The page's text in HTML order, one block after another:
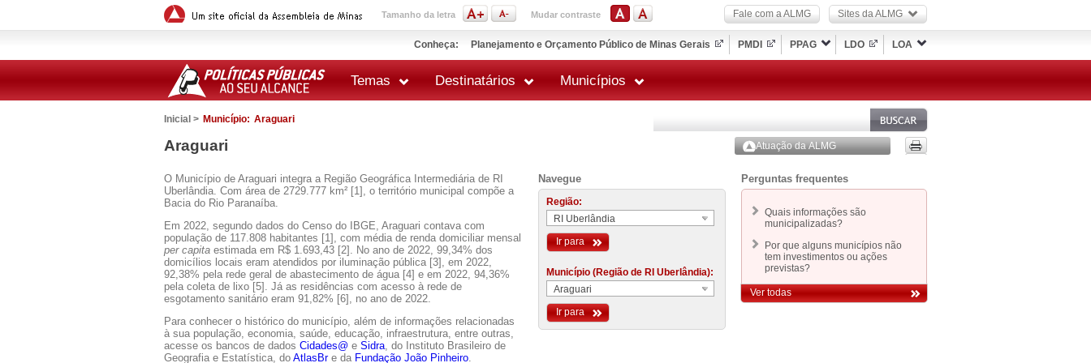
Tamanho da letra Mudar contraste Fale com a ALMG Sites da ALMG
Planejamento e Orçamento Público de Minas Gerais PMDI PPAG LDO LOA
Conheça:
Temas Destinatários Municípios
Inicial > Município: Araguari
Araguari Atuação da ALMG
O Município de Araguari integra a Região Geográfica Intermediária de RI
Uberlândia. Com área de 2729.777 km² [1], o território municipal compõe a
Bacia do Rio Paranaíba.
Em 2022, segundo dados do Censo do IBGE, Araguari contava com
população de 117.808 habitantes [1], com média de renda domiciliar mensal
per capita estimada em R$ 1.693,43 [2]. No ano de 2022, 99,34% dos
domicílios locais eram atendidos por iluminação pública [3], em 2022,
92,38% pela rede geral de abastecimento de água [4] e em 2022, 94,36%
pela coleta de lixo [5]. Já as residências com acesso à rede de
esgotamento sanitário eram 91,82% [6], no ano de 2022.
Para conhecer o histórico do município, além de informações relacionadas
à sua população, economia, saúde, educação, infraestrutura, entre outras,
acesse os bancos de dados Cidades@ e Sidra, do Instituto Brasileiro de
Geografia e Estatística, do AtlasBre da Fundação João Pinheiro.
Navegue
Região:
RI Uberlândia
Ir para
Município (Região de RI Uberlândia):
Araguari
Ir para
Perguntas frequentes
Quais informações são
municipalizadas?
Por que alguns municípios não
tem investimentos ou ações
previstas?
Ver todas